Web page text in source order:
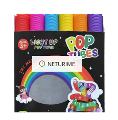
NETURIME